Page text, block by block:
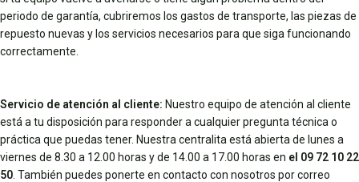
periodo de garantía, cubriremos los gastos de transporte, las piezas de
repuesto nuevas y los servicios necesarios para que siga funcionando
correctamente.
Servicio de atención al cliente: Nuestro equipo de atención al cliente
está a tu disposición para responder a cualquier pregunta técnica o
práctica que puedas tener. Nuestra centralita está abierta de lunes a
viernes de 8.30 a 12.00 horas y de 14.00 a 17.00 horas en el 09 72 10 22
50 . También puedes ponerte en contacto con nosotros por correo